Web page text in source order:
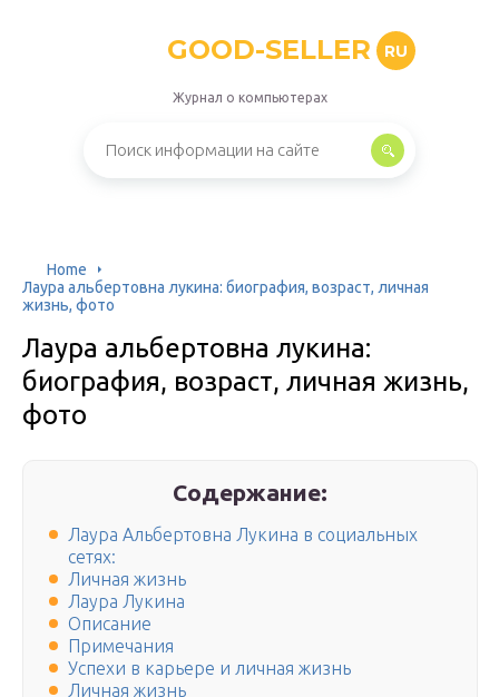
GOOD-SELLER RU
Журнал о компьютерах
Home
Лаура альбертовна лукина: биография, возраст, личная
жизнь, фото
Лаура альбертовна лукина:
биография, возраст, личная жизнь,
фото
Содержание:
Лаура Альбертовна Лукина в социальных
сетях:
Личная жизнь
Лаура Лукина
Описание
Примечания
Успехи в карьере и личная жизнь
Личная жизнь